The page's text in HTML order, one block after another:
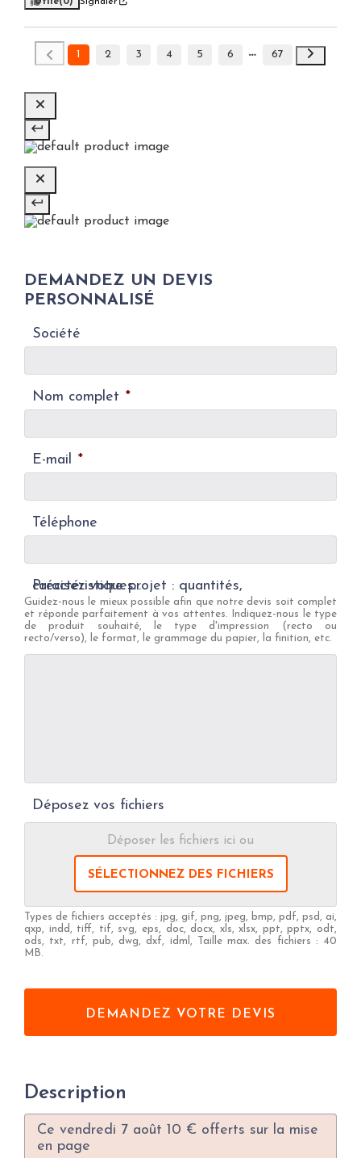
1 2 3 4 5 6 67
DEMANDEZ UN DEVIS
PERSONNALISÉ
Société
Nom complet *
E-mail *
Téléphone
Précisez votre projet : quantités, caractéristiques...
Guidez-nous le mieux possible afin que notre devis soit complet
et réponde parfaitement à vos attentes. Indiquez-nous le type
de produit souhaité, le type d'impression (recto ou
recto/verso), le format, le grammage du papier, la finition, etc.
Déposez vos fichiers
Déposer les fichiers ici ou
SÉLECTIONNEZ DES FICHIERS
Types de fichiers acceptés : jpg, gif, png, jpeg, bmp, pdf, psd, ai,
qxp, indd, tiff, tif, svg, eps, doc, docx, xls, xlsx, ppt, pptx, odt,
ods, txt, rtf, pub, dwg, dxf, idml, Taille max. des fichiers : 40
MB.
Description
Ce vendredi 7 août 10 € offerts sur la mise
en page